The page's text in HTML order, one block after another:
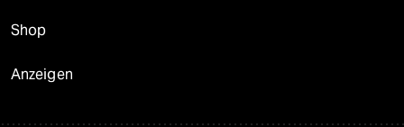
Shop
Anzeigen